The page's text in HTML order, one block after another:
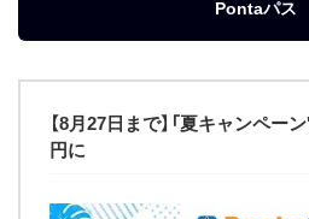
Pontaパス
【8月27日まで】「夏キャンペー
円に